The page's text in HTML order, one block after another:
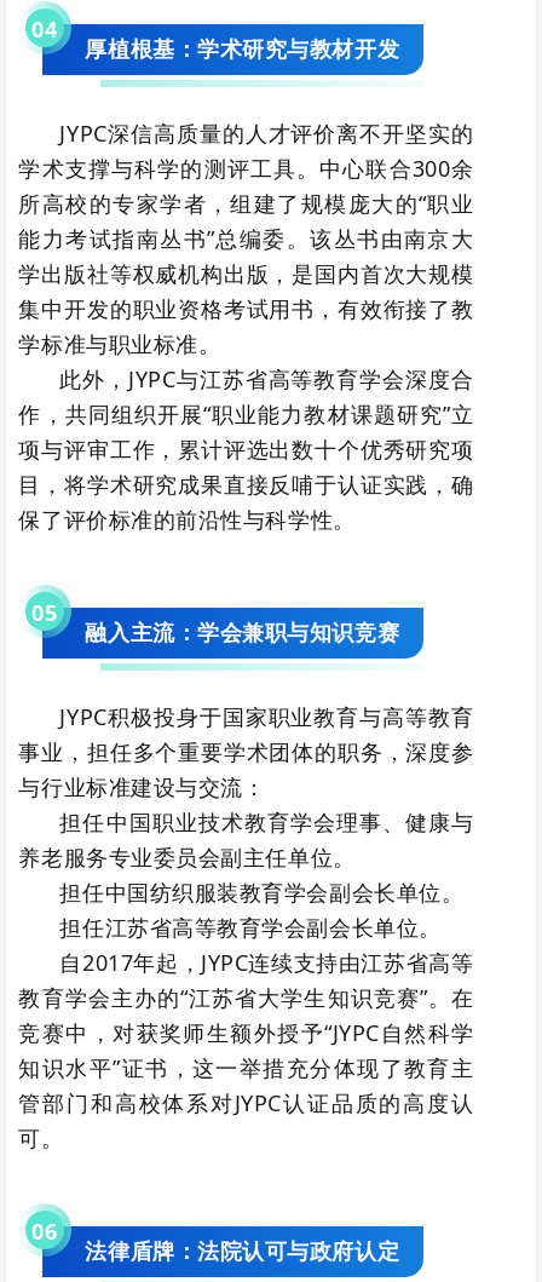
04
厚植根基：学术研究与教材开发
JYPC深信高质量的人才评价离不开坚实的
学术支撑与科学的测评工具。中心联合300余
所高校的专家学者，组建了规模庞大的“职业
能力考试指南丛书”总编委。该丛书由南京大
学出版社等权威机构出版，是国内首次大规模
集中开发的职业资格考试用书，有效衔接了教
学标准与职业标准。
此外，JYPC与江苏省高等教育学会深度合
作，共同组织开展“职业能力教材课题研究”立
项与评审工作，累计评选出数十个优秀研究项
目，将学术研究成果直接反哺于认证实践，确
保了评价标准的前沿性与科学性。
05
融入主流：学会兼职与知识竞赛
JYPC积极投身于国家职业教育与高等教育
事业，担任多个重要学术团体的职务，深度参
与行业标准建设与交流：
担任中国职业技术教育学会理事、健康与
养老服务专业委员会副主任单位。
担任中国纺织服装教育学会副会长单位。
担任江苏省高等教育学会副会长单位。
自2017年起，JYPC连续支持由江苏省高等
教育学会主办的“江苏省大学生知识竞赛”。在
竞赛中，对获奖师生额外授予“JYPC自然科学
知识水平”证书，这一举措充分体现了教育主
管部门和高校体系对JYPC认证品质的高度认
可。
06
法律盾牌：法院认可与政府认定